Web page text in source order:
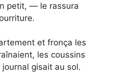
petit, — le rassura
et fronça les
les coussins
gisait au sol.